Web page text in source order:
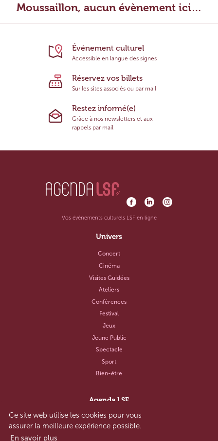
Ce site web utilise les cookies pour vous
assurer la meilleure expérience possible.
En savoir plus
Moussaillon, aucun évènement ici…
Événement culturel
Accessible en langue des signes
Réservez vos billets
Sur les sites associés ou par mail
Restez informé(e)
Grâce à nos newsletters et aux
rappels par mail
Vos événements culturels LSF en ligne
Univers
Concert
Cinéma
Visites Guidées
Ateliers
Conférences
Festival
Jeux
Jeune Public
Spectacle
Sport
Bien-être
Agenda LSF
Notre concept
Aide et contact